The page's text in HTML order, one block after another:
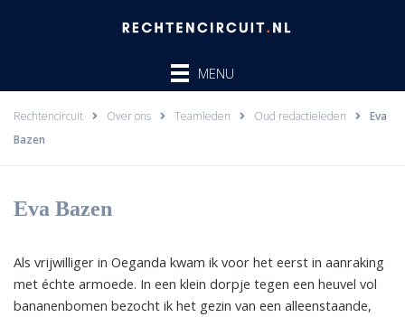
MENU
Rechtencircuit Over ons Teamleden Oud redactieleden
Eva
Bazen
Eva Bazen
Als vrijwilliger in Oeganda kwam ik voor het eerst in aanraking
met échte armoede. In een klein dorpje tegen een heuvel vol
bananenbomen bezocht ik het gezin van een alleenstaande,